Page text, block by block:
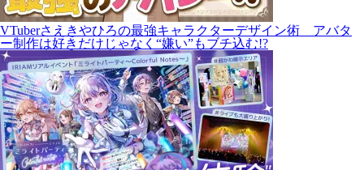
VTuberさえきやひろの最強キャラクターデザイン術 アバタ
ー制作は好きだけじゃなく“嫌い”もブチ込む!?